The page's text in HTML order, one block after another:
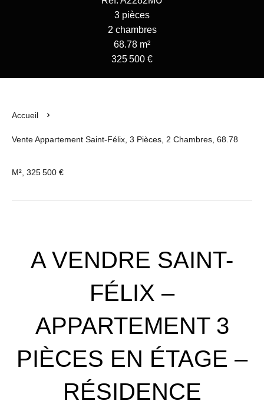
3 pièces
2 chambres
68.78 m²
325 500 €
Accueil
Vente Appartement Saint-Félix, 3 Pièces, 2 Chambres, 68.78
M², 325 500 €
A VENDRE SAINT-
FÉLIX –
APPARTEMENT 3
PIÈCES EN ÉTAGE –
RÉSIDENCE